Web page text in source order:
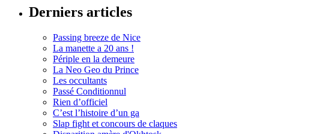
Derniers articles
Passing breeze de Nice
La manette a 20 ans !
Périple en la demeure
La Neo Geo du Prince
Les occultants
Passé Conditionnul
Rien d’officiel
C’est l’histoire d’un ga
Slap fight et concours de claques